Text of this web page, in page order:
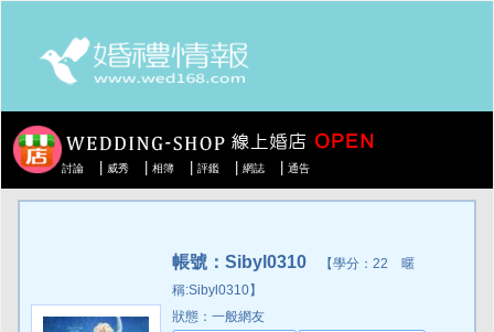
討論 威秀 相簿 評鑑 網誌 通告
帳號：Sibyl0310 【學分：22 暱
稱:Sibyl0310】
狀態：一般網友